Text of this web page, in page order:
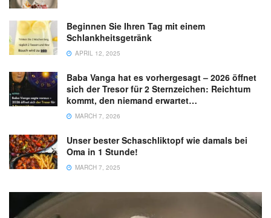
Beginnen Sie Ihren Tag mit einem
Schlankheitsgetränk
APRIL 12, 2025
Baba Vanga hat es vorhergesagt – 2026 öffnet
sich der Tresor für 2 Sternzeichen: Reichtum
kommt, den niemand erwartet…
MARCH 7, 2026
Unser bester Schaschliktopf wie damals bei
Oma in 1 Stunde!
MARCH 7, 2025